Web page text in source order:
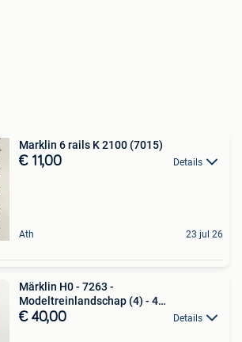
Marklin 6 rails K 2100 (7015)
€ 11,00 Details
Ath 23 jul 26
Märklin H0 - 7263 -
Modeltreinlandschap (4) - 4
boogbruggen,
€ 40,00 Details